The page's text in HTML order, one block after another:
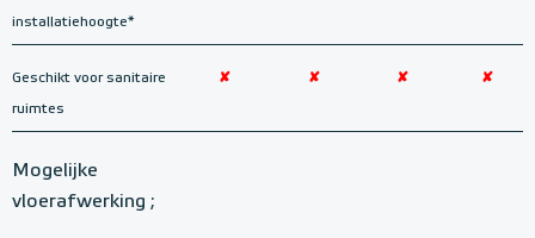
installatiehoogte*
Geschikt voor sanitaire
ruimtes
✘ ✘ ✘ ✘
Mogelijke
vloerafwerking ;